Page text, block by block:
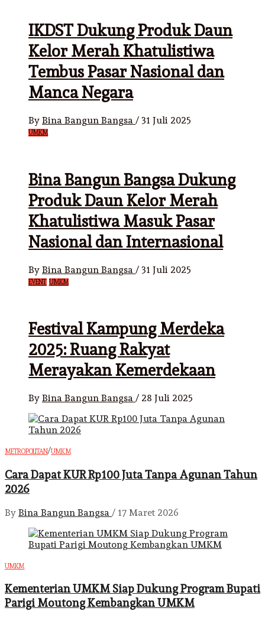
IKDST Dukung Produk Daun
Kelor Merah Khatulistiwa
Tembus Pasar Nasional dan
Manca Negara
By Bina Bangun Bangsa / 31 Juli 2025
UMKM
Bina Bangun Bangsa Dukung
Produk Daun Kelor Merah
Khatulistiwa Masuk Pasar
Nasional dan Internasional
By Bina Bangun Bangsa / 31 Juli 2025
EVENT UMKM
Festival Kampung Merdeka
2025: Ruang Rakyat
Merayakan Kemerdekaan
By Bina Bangun Bangsa / 28 Juli 2025
METROPOLITAN/UMKM
Cara Dapat KUR Rp100 Juta Tanpa Agunan Tahun
2026
By Bina Bangun Bangsa / 17 Maret 2026
UMKM
Kementerian UMKM Siap Dukung Program Bupati
Parigi Moutong Kembangkan UMKM